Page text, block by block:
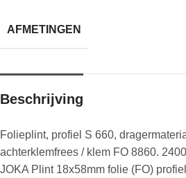
AFMETINGEN
Beschrijving
Folieplint, profiel S 660,
achterklemfrees / klem FO 8860.
JOKA Plint 18x58mm folie (FO)